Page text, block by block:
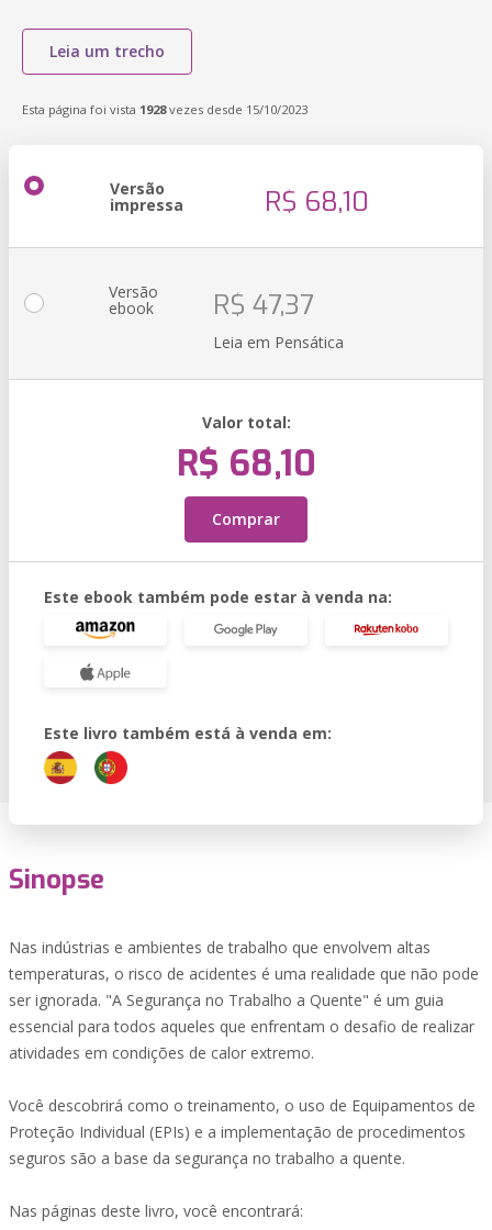
Leia um trecho
Esta página foi vista 1928vezes desde 15/10/2023
Versão
impressa R$ 68,10
Versão
ebook R$ 47,37
Leia em Pensática
Valor total:
R$ 68,10
Comprar
Este ebook também pode estar à venda na:
Este livro também está à venda em:
Sinopse
Nas indústrias e ambientes de trabalho que envolvem altas
temperaturas, o risco de acidentes é uma realidade que não pode
ser ignorada. "A Segurança no Trabalho a Quente" é um guia
essencial para todos aqueles que enfrentam o desafio de realizar
atividades em condições de calor extremo.
Você descobrirá como o treinamento, o uso de Equipamentos de
Proteção Individual (EPIs) e a implementação de procedimentos
seguros são a base da segurança no trabalho a quente.
Nas páginas deste livro, você encontrará: